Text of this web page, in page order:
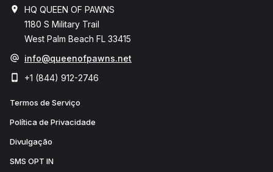
HQ QUEEN OF PAWNS
1180 S Military Trail
West Palm Beach FL 33415
info@queenofpawns.net
+1 (844) 912-2746
Termos de Serviço
Política de Privacidade
Divulgação
SMS OPT IN